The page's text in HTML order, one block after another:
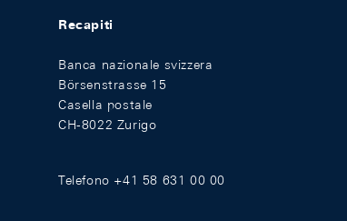
Recapiti
Banca nazionale svizzera
Börsenstrasse 15
Casella postale
CH-8022 Zurigo
Telefono +41 58 631 00 00